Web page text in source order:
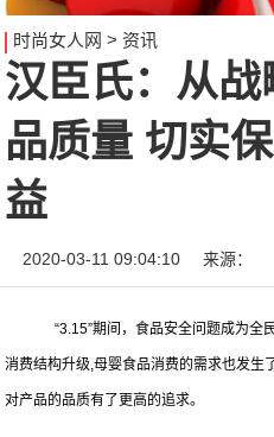
时尚女人网 > 资讯
汉臣氏：从
品质量 切实
益
2020-03-11 09:04:10 来源：
“3.15”期间，食品安全问题成为全
消费结构升级,母婴食品消费的需求也发生
对产品的品质有了更高的追求。